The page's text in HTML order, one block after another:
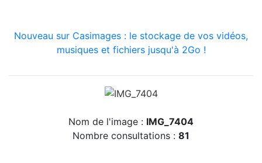
Nouveau sur Casimages : le stockage de vos vidéos,
musiques et fichiers jusqu'à 2Go !
Nom de l'image : IMG_7404
Nombre consultations : 81